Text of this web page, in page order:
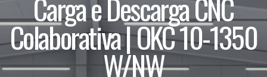
Carga e Descarga CNC
Colaborativa | OKC 10-1350
W/NW